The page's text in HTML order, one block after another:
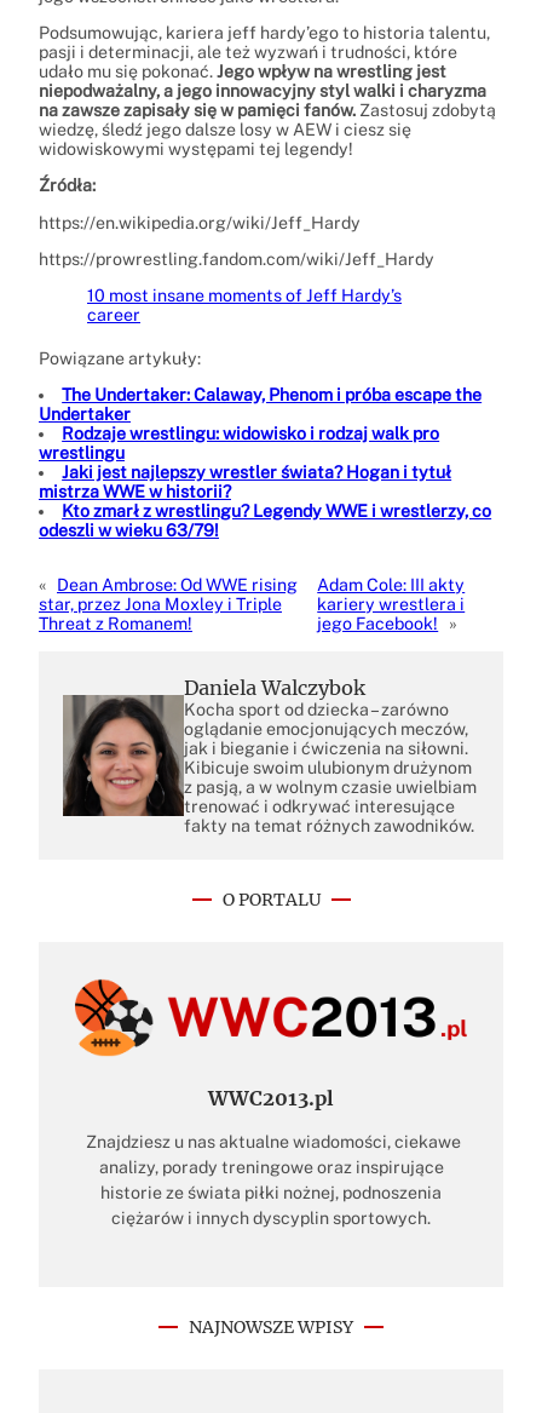
Podsumowując, kariera jeff hardy’ego to historia talentu,
pasji i determinacji, ale też wyzwań i trudności, które
udało mu się pokonać.Jego wpływ na wrestling jest
niepodważalny, a jego innowacyjny styl walki i charyzma
na zawsze zapisały się w pamięci fanów. Zastosuj zdobytą
wiedzę, śledź jego dalsze losy w AEW i ciesz się
widowiskowymi występami tej legendy!
Źródła:
https://en.wikipedia.org/wiki/Jeff_Hardy
https://prowrestling.fandom.com/wiki/Jeff_Hardy
10 most insane moments of Jeff Hardy’s
career
Powiązane artykuły:
The Undertaker: Calaway, Phenom i próba escape the
Undertaker
Rodzaje wrestlingu: widowisko i rodzaj walk pro
wrestlingu
Jaki jest najlepszy wrestler świata? Hogan i tytuł
mistrza WWE w historii?
Kto zmarł z wrestlingu? Legendy WWE i wrestlerzy, co
odeszli w wieku 63/79!
«
Dean Ambrose: Od WWE rising
star, przez Jona Moxley i Triple
Threat z Romanem!
Adam Cole: III akty
kariery wrestlera i
jego Facebook!
»
Daniela Walczybok
Kocha sport od dziecka – zarówno
oglądanie emocjonujących meczów,
jak i bieganie i ćwiczenia na siłowni.
Kibicuje swoim ulubionym drużynom
z pasją, a w wolnym czasie uwielbiam
trenować i odkrywać interesujące
fakty na temat różnych zawodników.
O PORTALU
WWC2013.pl
Znajdziesz u nas aktualne wiadomości, ciekawe
analizy, porady treningowe oraz inspirujące
historie ze świata piłki nożnej, podnoszenia
ciężarów i innych dyscyplin sportowych.
NAJNOWSZE WPISY